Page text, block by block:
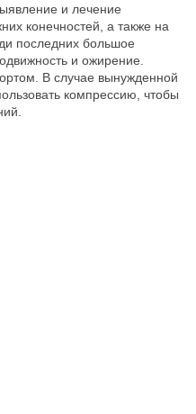
и лечение
конечностей, а также на
последних большое
и ожирение.
В случае вынужденной
компрессию, чтобы